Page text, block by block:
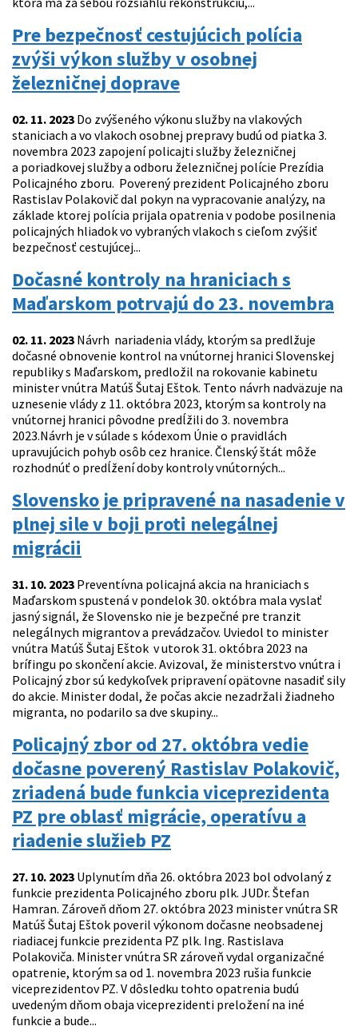
Pre bezpečnosť cestujúcich polícia
zvýši výkon služby v osobnej
železničnej doprave
02. 11. 2023 Do zvýšeného výkonu služby na vlakových
staniciach a vo vlakoch osobnej prepravy budú od piatka 3.
novembra 2023 zapojení policajti služby železničnej
a poriadkovej služby a odboru železničnej polície Prezídia
Policajného zboru. Poverený prezident Policajného zboru
Rastislav Polakovič dal pokyn na vypracovanie analýzy, na
základe ktorej polícia prijala opatrenia v podobe posilnenia
policajných hliadok vo vybraných vlakoch s cieľom zvýšiť
bezpečnosť cestujúcej...
Dočasné kontroly na hraniciach s
Maďarskom potrvajú do 23. novembra
02. 11. 2023 Návrh nariadenia vlády, ktorým sa predlžuje
dočasné obnovenie kontrol na vnútornej hranici Slovenskej
republiky s Maďarskom, predložil na rokovanie kabinetu
minister vnútra Matúš Šutaj Eštok. Tento návrh nadväzuje na
uznesenie vlády z 11. októbra 2023, ktorým sa kontroly na
vnútornej hranici pôvodne predĺžili do 3. novembra
2023.Návrh je v súlade s kódexom Únie o pravidlách
upravujúcich pohyb osôb cez hranice. Členský štát môže
rozhodnúť o predĺžení doby kontroly vnútorných...
Slovensko je pripravené na nasadenie v
plnej sile v boji proti nelegálnej
migrácii
31. 10. 2023 Preventívna policajná akcia na hraniciach s
Maďarskom spustená v pondelok 30. októbra mala vyslať
jasný signál, že Slovensko nie je bezpečné pre tranzit
nelegálnych migrantov a prevádzačov. Uviedol to minister
vnútra Matúš Šutaj Eštok v utorok 31. októbra 2023 na
brífingu po skončení akcie. Avizoval, že ministerstvo vnútra i
Policajný zbor sú kedykoľvek pripravení opätovne nasadiť sily
do akcie. Minister dodal, že počas akcie nezadržali žiadneho
migranta, no podarilo sa dve skupiny...
Policajný zbor od 27. októbra vedie
dočasne poverený Rastislav Polakovič,
zriadená bude funkcia viceprezidenta
PZ pre oblasť migrácie, operatívu a
riadenie služieb PZ
27. 10. 2023 Uplynutím dňa 26. októbra 2023 bol odvolaný z
funkcie prezidenta Policajného zboru plk. JUDr. Štefan
Hamran. Zároveň dňom 27. októbra 2023 minister vnútra SR
Matúš Šutaj Eštok poveril výkonom dočasne neobsadenej
riadiacej funkcie prezidenta PZ plk. Ing. Rastislava
Polakoviča. Minister vnútra SR zároveň vydal organizačné
opatrenie, ktorým sa od 1. novembra 2023 rušia funkcie
viceprezidentov PZ. V dôsledku tohto opatrenia budú
uvedeným dňom obaja viceprezidenti preložení na iné
funkcie a bude...